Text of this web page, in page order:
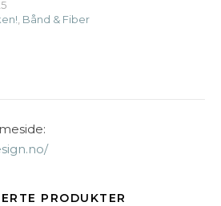
Bånd & Fiber
PRODUKTER